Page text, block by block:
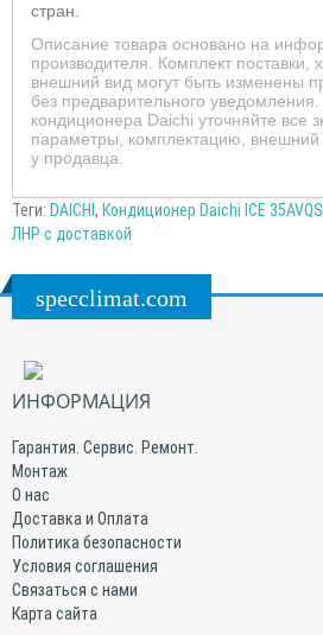
стран.
Описание товара основано на
производителя. Комплект поставки,
внешний вид могут быть изменены
без предварительного
кондиционера Daichi уточняйте все
параметры, комплектацию, внешний
у продавца.
Теги: DAICHI , Кондиционер Daichi ICE
ЛНР с доставкой
specclimat.com
ИНФОРМАЦИЯ
Гарантия. Сервис. Ремонт.
Монтаж
О нас
Доставка и Оплата
Политика безопасности
Условия соглашения
Связаться с нами
Карта сайта